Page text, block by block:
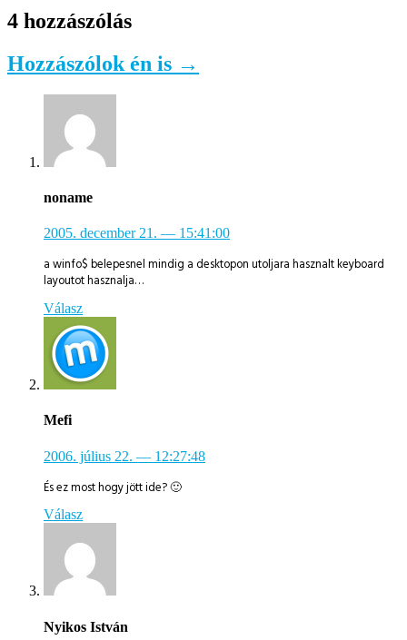
4 hozzászólás
Hozzászólok én is →
noname
2005. december 21. — 15:41:00
a winfo$ belepesnel mindig a desktopon utoljara hasznalt keyboard
layoutot hasznalja…
Válasz
Mefi
2006. július 22. — 12:27:48
És ez most hogy jött ide? 🙂
Válasz
Nyikos István